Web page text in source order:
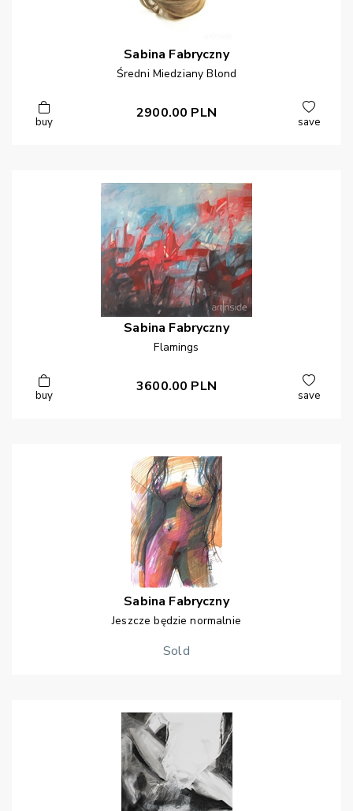
Sabina Fabryczny
Średni Miedziany Blond
buy
2900.00 PLN
save
Sabina Fabryczny
Flamings
buy
3600.00 PLN
save
Sabina Fabryczny
Jeszcze będzie normalnie
Sold